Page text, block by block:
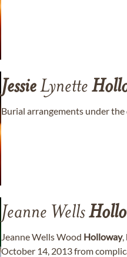
JessieLynette
Burial arrangements under
Jeanne Wells
Jeanne Wells Wood Holloway,
October 14, 2013 from